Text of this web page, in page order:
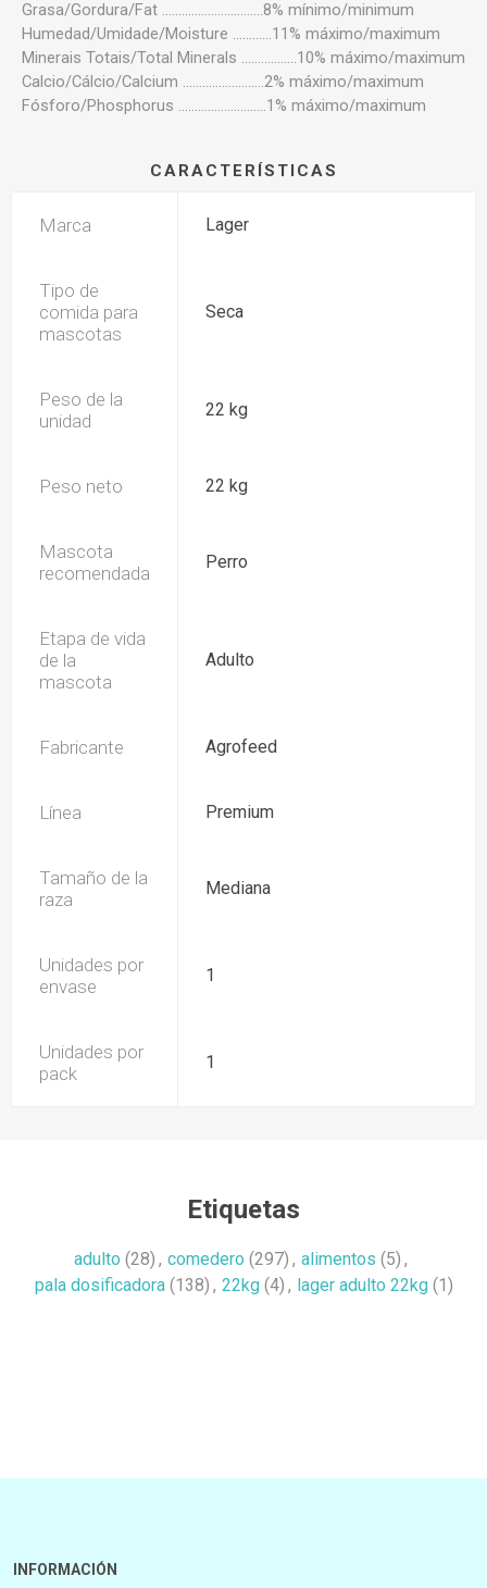
Grasa/Gordura/Fat ...............................8% mínimo/minimum
Humedad/Umidade/Moisture ............11% máximo/maximum
Minerais Totais/Total Minerals .................10% máximo/maximum
Calcio/Cálcio/Calcium .........................2% máximo/maximum
Fósforo/Phosphorus ...........................1% máximo/maximum
CARACTERÍSTICAS
Marca Lager
Tipo de
comida para
mascotas
Seca
Peso de la
unidad
22 kg
Peso neto 22 kg
Mascota
recomendada
Perro
Etapa de vida
de la
mascota
Adulto
Fabricante Agrofeed
Línea Premium
Tamaño de la
raza
Mediana
Unidades por
envase
1
Unidades por
pack
1
Etiquetas
adulto (28) , comedero (297) , alimentos (5) ,
pala dosificadora (138) , 22kg (4) , lager adulto 22kg (1)
INFORMACIÓN